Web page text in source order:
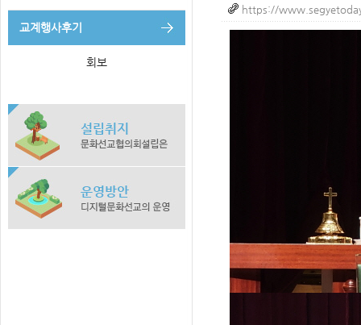
교계행사후기
회보
https://